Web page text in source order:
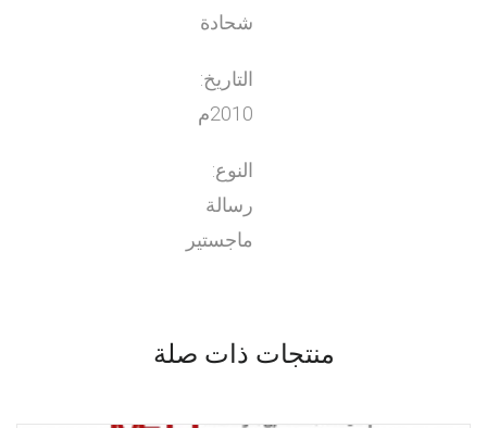
شحادة
التاريخ:
2010م
النوع:
رسالة
ماجستير
منتجات ذات صلة